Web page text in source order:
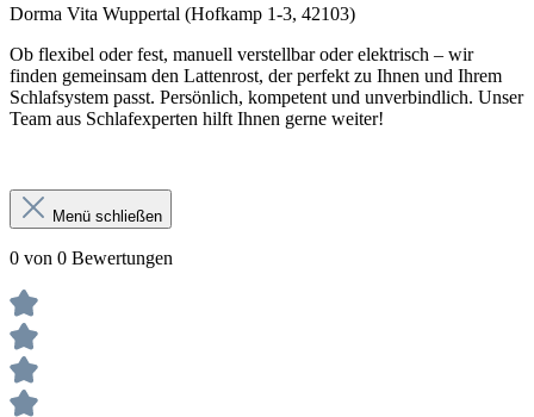
Dorma Vita Wuppertal (Hofkamp 1-3, 42103)
Ob flexibel oder fest, manuell verstellbar oder elektrisch – wir
finden gemeinsam den Lattenrost, der perfekt zu Ihnen und Ihrem
Schlafsystem passt. Persönlich, kompetent und unverbindlich. Unser
Team aus Schlafexperten hilft Ihnen gerne weiter!
Menü schließen
0 von 0 Bewertungen